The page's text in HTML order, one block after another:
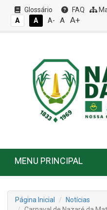
Glossário FAQ
A
A A- A A+
MENU PRINCIPAL
Página Inicial
Notícias